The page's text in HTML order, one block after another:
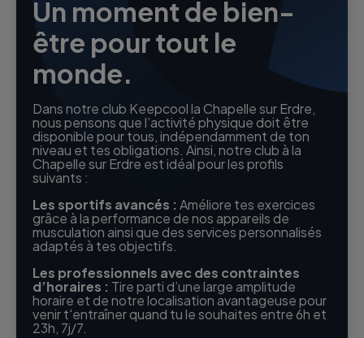
Un moment de bien-
être pour tout le
monde.
Dans notre club Keepcool la Chapelle sur Erdre,
nous pensons que l’activité physique doit être
disponible pour tous, indépendamment de ton
niveau et tes obligations. Ainsi, notre club à la
Chapelle sur Erdre est idéal pour les profils
suivants :
Les sportifs avancés : Améliore tes exercices
grâce à la performance de nos appareils de
musculation ainsi que des services personnalisés
adaptés à tes objectifs.
Les professionnels avec des contraintes
d’horaires : Tire parti d’une large amplitude
horaire et de notre localisation avantageuse pour
venir t'entraîner quand tu le souhaites entre 6h et
23h, 7j/7.